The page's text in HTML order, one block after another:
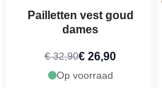
Pailletten vest goud
dames
€ 32,90€ 26,90
Op voorraad